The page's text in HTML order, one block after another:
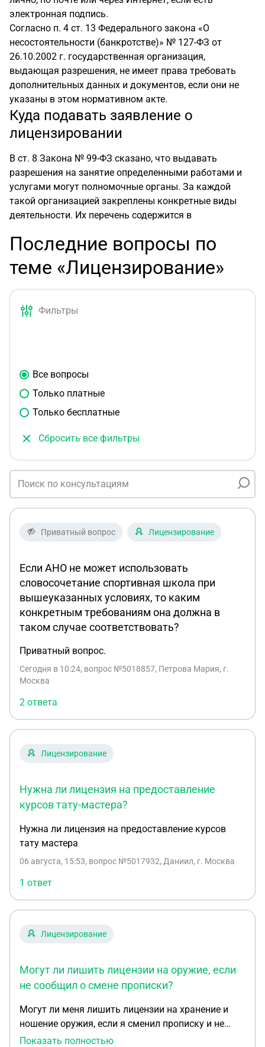
электронная подпись.
Согласно п. 4 ст. 13 Федерального закона «О
несостоятельности (банкротстве)» № 127-ФЗ от
26.10.2002 г. государственная организация,
выдающая разрешения, не имеет права требовать
дополнительных данных и документов, если они не
указаны в этом нормативном акте.
Куда подавать заявление о
лицензировании
В ст. 8 Закона № 99-ФЗ сказано, что выдавать
разрешения на занятие определенными работами и
услугами могут полномочные органы. За каждой
такой организацией закреплены конкретные виды
деятельности. Их перечень содержится в
Последние вопросы по
теме «Лицензирование»
Фильтры
Все вопросы
Только платные
Только бесплатные
Сбросить все фильтры
Приватный вопрос Лицензирование
Если АНО не может использовать
словосочетание спортивная школа при
вышеуказанных условиях, то каким
конкретным требованиям она должна в
таком случае соответствовать?
Приватный вопрос.
Сегодня в 10:24, вопрос №5018857, Петрова Мария, г.
Москва
2 ответа
Лицензирование
Нужна ли лицензия на предоставление
курсов тату-мастера?
Нужна ли лицензия на предоставление курсов
тату мастера
06 августа, 15:53, вопрос №5017932, Даниил, г. Москва
1 ответ
Лицензирование
Могут ли лишить лицензии на оружие, если
не сообщил о смене прописки?
Могут ли меня лишить лицензии на хранение и
ношение оружия, если я сменил прописку и не
сообщил? ...я сменил место прописки,но место
Показать полностью